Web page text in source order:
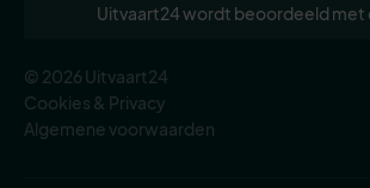
Uitvaart24 wordt beoordeeld met
© 2026 Uitvaart24
Cookies & Privacy
Algemene voorwaarden